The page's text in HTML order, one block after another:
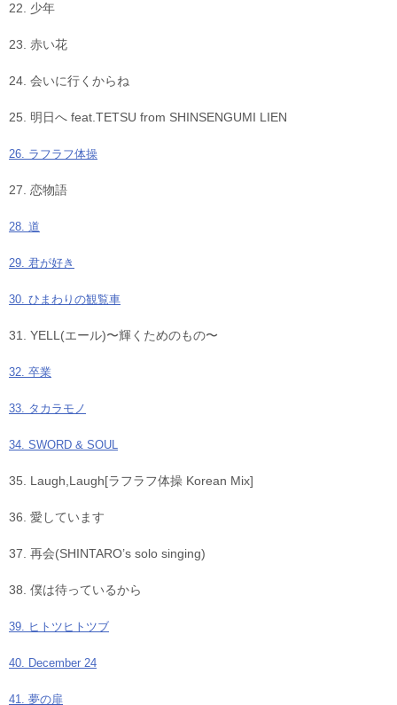
22. 少年
23. 赤い花
24. 会いに行くからね
25. 明日へ feat.TETSU from SHINSENGUMI LIEN
26. ラフラフ体操
27. 恋物語
28. 道
29. 君が好き
30. ひまわりの観覧車
31. YELL(エール)〜輝くためのもの〜
32. 卒業
33. タカラモノ
34. SWORD & SOUL
35. Laugh,Laugh[ラフラフ体操 Korean Mix]
36. 愛しています
37. 再会(SHINTARO’s solo singing)
38. 僕は待っているから
39. ヒトツヒトツブ
40. December 24
41. 夢の扉